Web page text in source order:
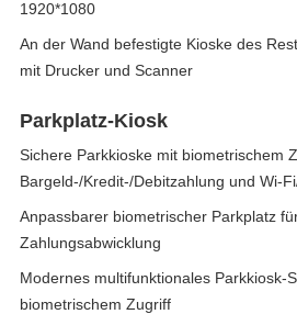
1920*1080
An der Wand befestigte Kioske des
mit Drucker und Scanner
Parkplatz-Kiosk
Sichere Parkkioske mit biometrischem
Bargeld-/Kredit-/Debitzahlung und Wi-
Anpassbarer biometrischer Parkplatz
Zahlungsabwicklung
Modernes multifunktionales Parkkiosk-
biometrischem Zugriff